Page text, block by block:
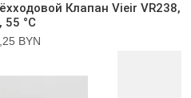
Клапан Vieir VR238,
55 °C
BYN